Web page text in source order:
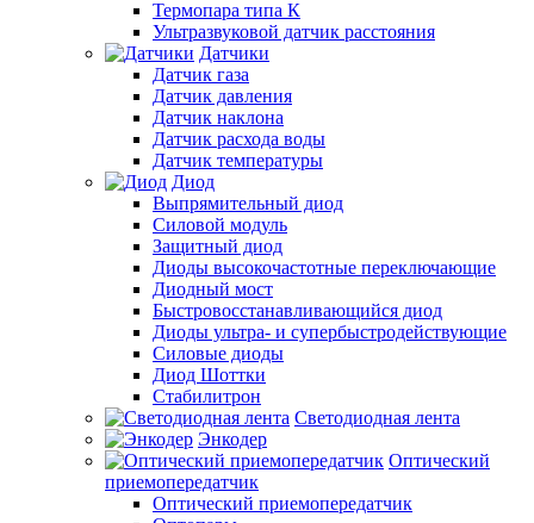
Термопара типа К
Ультразвуковой датчик расстояния
Датчики
Датчик газа
Датчик давления
Датчик наклона
Датчик расхода воды
Датчик температуры
Диод
Выпрямительный диод
Силовой модуль
Защитный диод
Диоды высокочастотные переключающие
Диодный мост
Быстровосстанавливающийся диод
Диоды ультра- и супербыстродействующие
Силовые диоды
Диод Шоттки
Стабилитрон
Светодиодная лента
Энкодер
Оптический
приемопередатчик
Оптический приемопередатчик